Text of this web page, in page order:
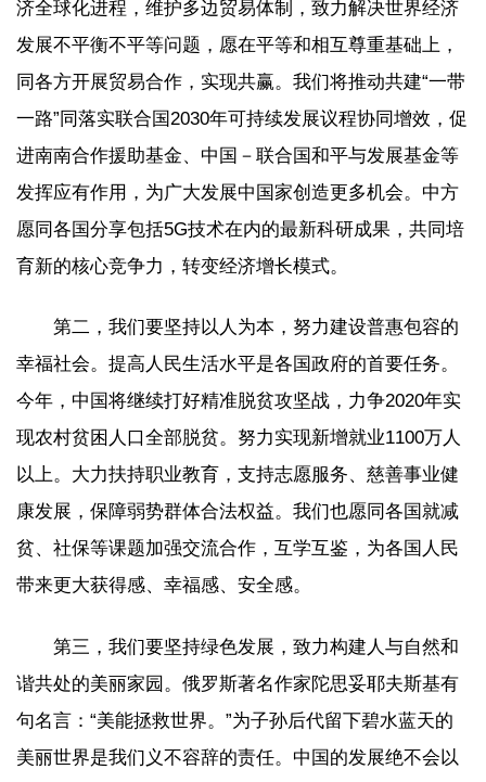
济全球化进程，维护多边贸易体制，致力解决世界经济
发展不平衡不平等问题，愿在平等和相互尊重基础上，
同各方开展贸易合作，实现共赢。我们将推动共建“一带
一路”同落实联合国2030年可持续发展议程协同增效，促
进南南合作援助基金、中国－联合国和平与发展基金等
发挥应有作用，为广大发展中国家创造更多机会。中方
愿同各国分享包括5G技术在内的最新科研成果，共同培
育新的核心竞争力，转变经济增长模式。
第二，我们要坚持以人为本，努力建设普惠包容的
幸福社会。提高人民生活水平是各国政府的首要任务。
今年，中国将继续打好精准脱贫攻坚战，力争2020年实
现农村贫困人口全部脱贫。努力实现新增就业1100万人
以上。大力扶持职业教育，支持志愿服务、慈善事业健
康发展，保障弱势群体合法权益。我们也愿同各国就减
贫、社保等课题加强交流合作，互学互鉴，为各国人民
带来更大获得感、幸福感、安全感。
第三，我们要坚持绿色发展，致力构建人与自然和
谐共处的美丽家园。俄罗斯著名作家陀思妥耶夫斯基有
句名言：“美能拯救世界。”为子孙后代留下碧水蓝天的
美丽世界是我们义不容辞的责任。中国的发展绝不会以